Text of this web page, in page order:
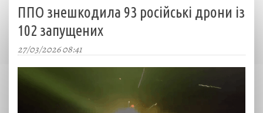
ППО знешкодила 93 російські дрони із
102 запущених
27/03/2026 08:41